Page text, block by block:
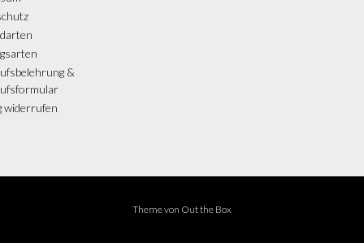
&
widerrufen
Theme von Out the Box